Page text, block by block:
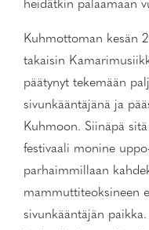
heidätkin palaamaan
Kuhmottoman kesän
takaisin
päätynyt tekemään
sivunkääntäjänä ja
Kuhmoon. Siinäpä
festivaali monine
parhaimmillaan
mammuttiteoksineen
sivunkääntäjän